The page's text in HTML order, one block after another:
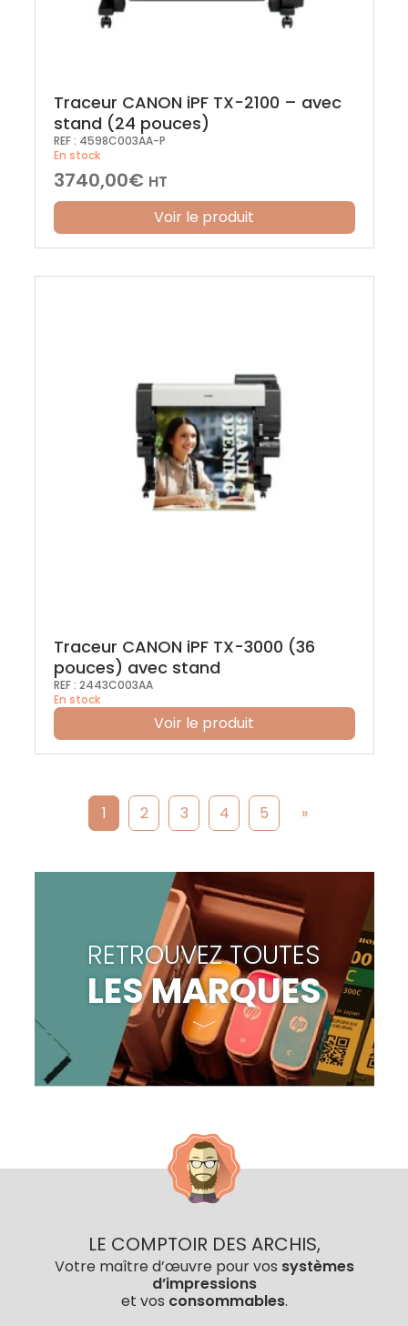
Traceur CANON iPF TX-2100 – avec
stand (24 pouces)
REF : 4598C003AA-P
En stock
3740,00€ HT
Voir le produit
Traceur CANON iPF TX-3000 (36
pouces) avec stand
REF : 2443C003AA
En stock
Voir le produit
1 2 3 4 5
RETROUVEZ TOUTES
LES MARQUES
LE COMPTOIR DES ARCHIS,
Votre maître d’œuvre pour vos systèmes
d’impressions
et vos consommables.